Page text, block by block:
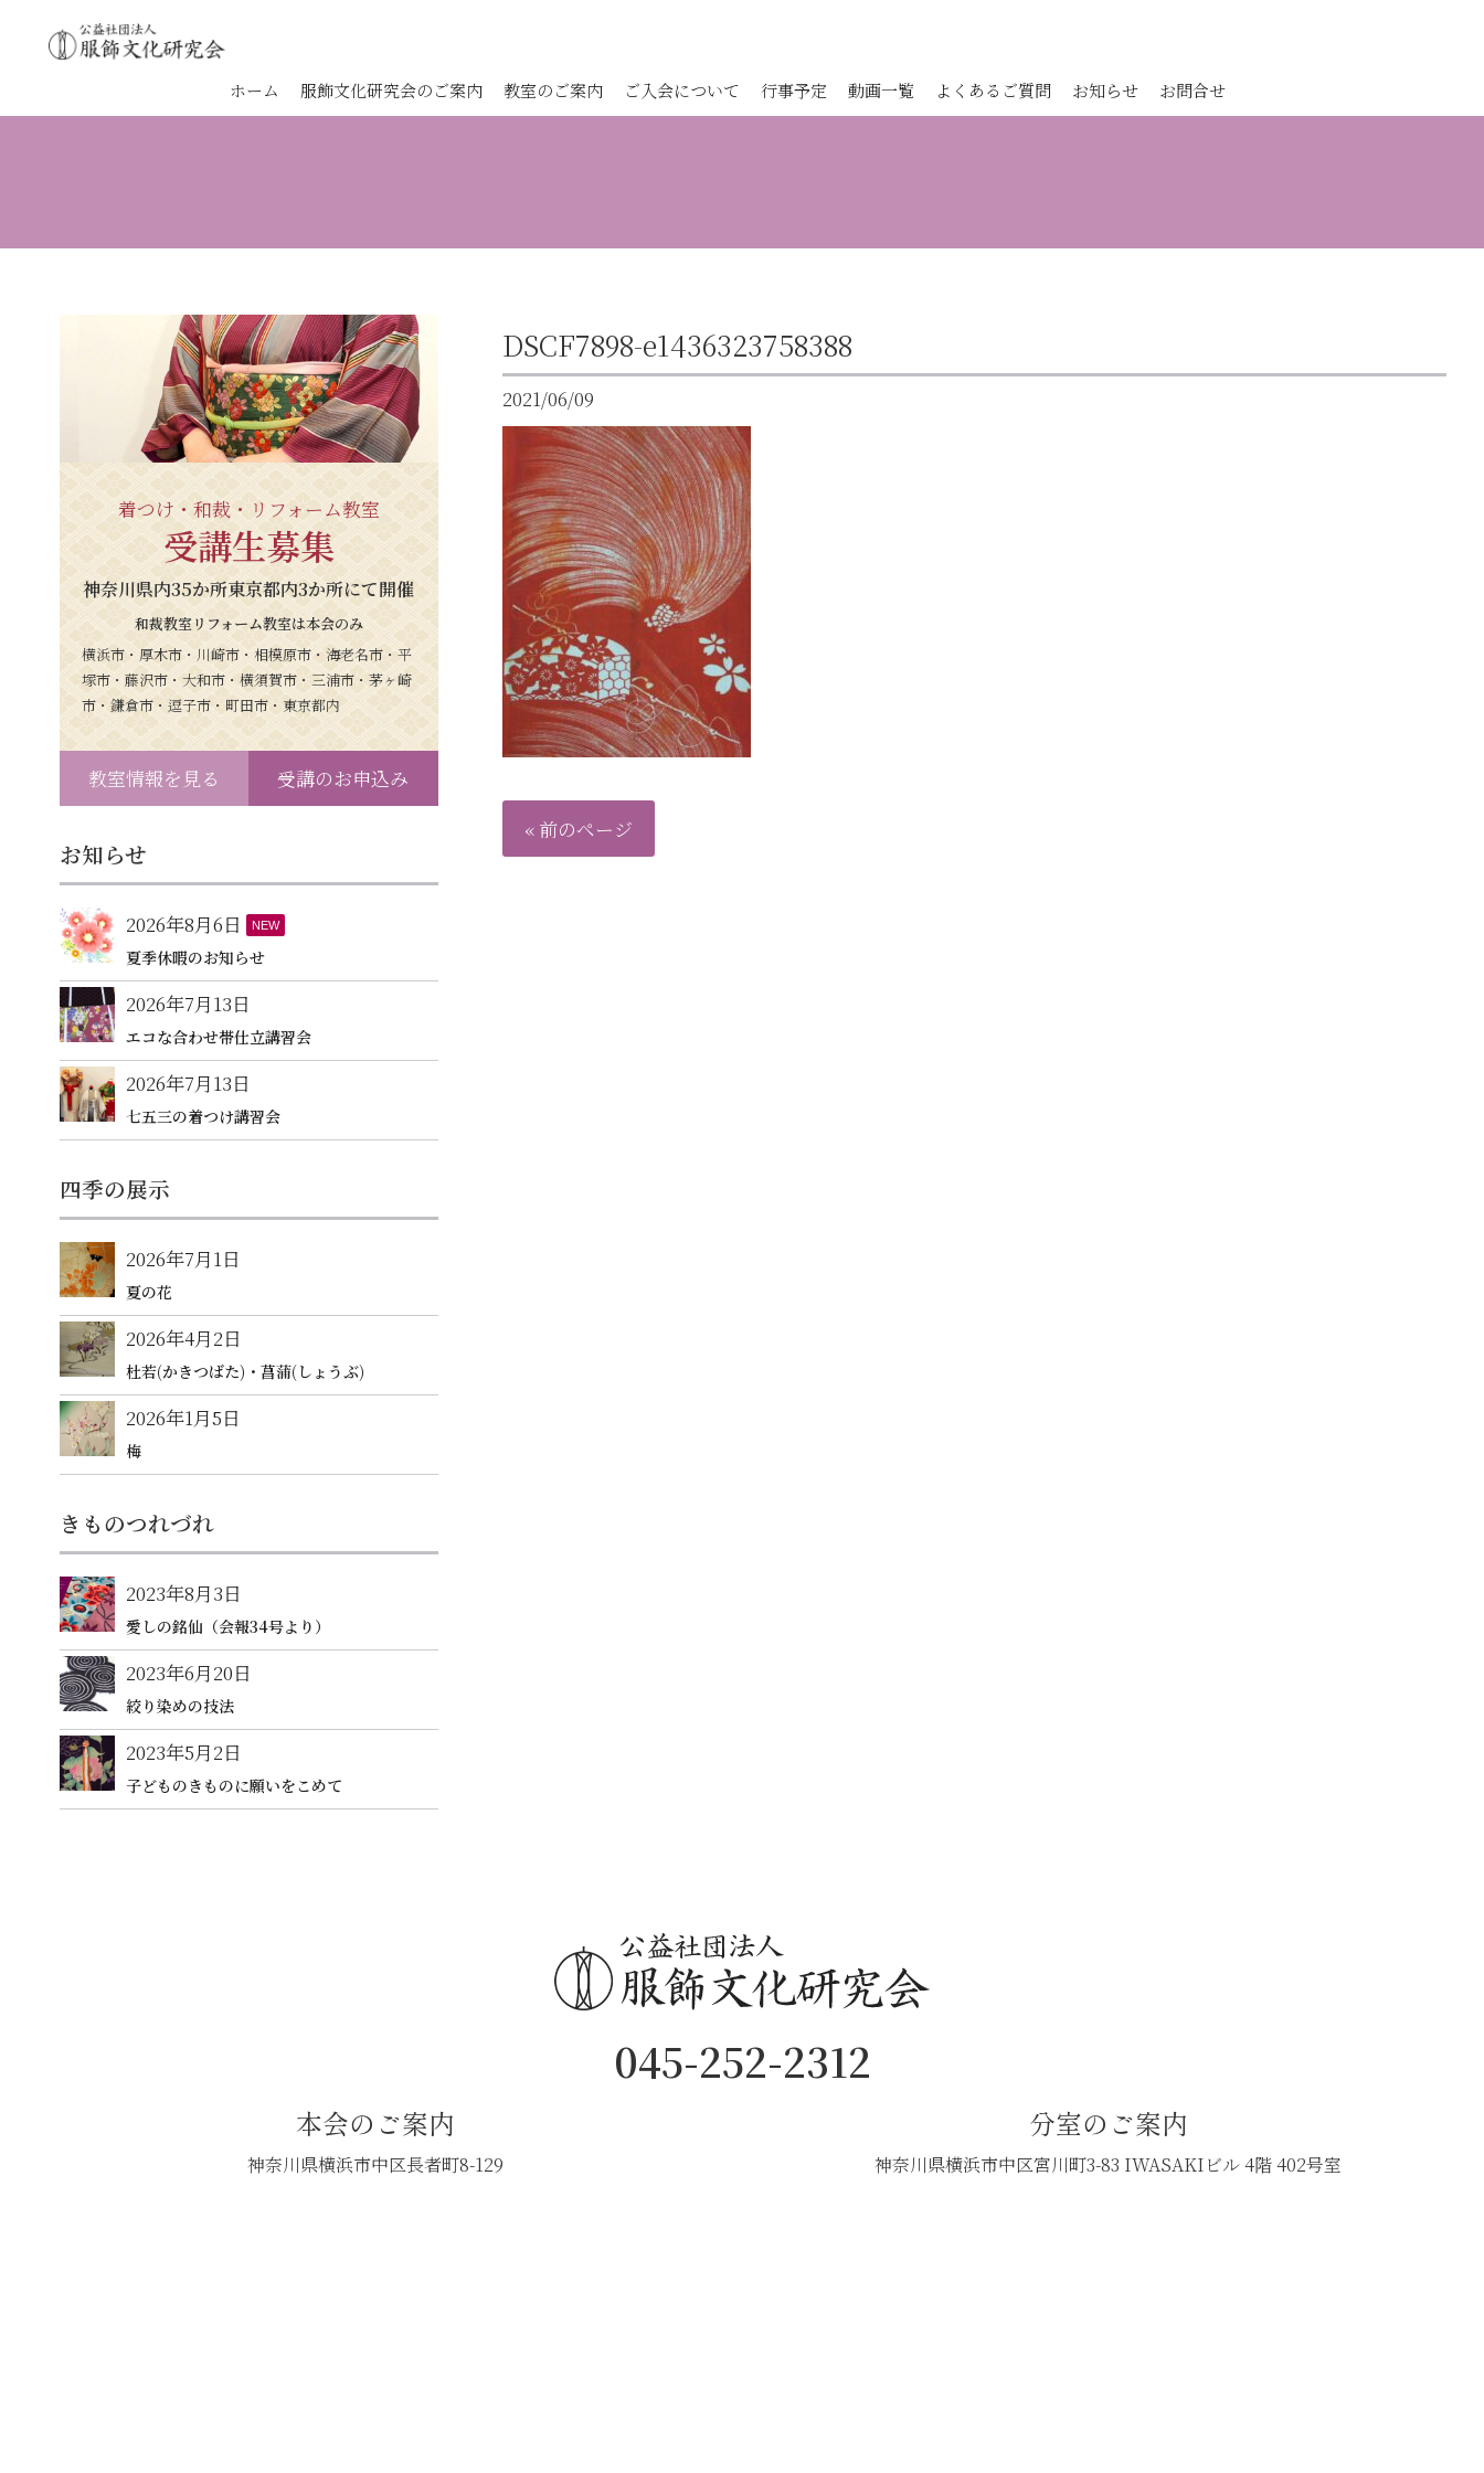
ホーム 服飾文化研究会のご案内 教室のご案内 ご入会について 行事予定 動画一覧 よくあるご質問 お知らせ お問合せ
DSCF7898-e1436323758388
2021/06/09
« 前のページ
着つけ・和裁・リフォーム教室
受講生募集
神奈川県内35か所東京都内3か所にて開催
和裁教室リフォーム教室は本会のみ
横浜市・厚木市・川崎市・相模原市・海老名市・平
塚市・藤沢市・大和市・横須賀市・三浦市・茅ヶ崎
市・鎌倉市・逗子市・町田市・東京都内
教室情報を見る 受講のお申込み
お知らせ
2026年8月6日 NEW
夏季休暇のお知らせ
2026年7月13日
エコな合わせ帯仕立講習会
2026年7月13日
七五三の着つけ講習会
四季の展示
2026年7月1日
夏の花
2026年4月2日
杜若(かきつばた)・菖蒲(しょうぶ)
2026年1月5日
梅
きものつれづれ
2023年8月3日
愛しの銘仙（会報34号より）
2023年6月20日
絞り染めの技法
2023年5月2日
子どものきものに願いをこめて
045-252-2312
本会のご案内
神奈川県横浜市中区長者町8-129
分室のご案内
神奈川県横浜市中区宮川町3-83 IWASAKIビル 4階 402号室